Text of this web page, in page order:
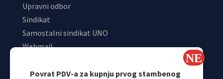
Povrat PDV-a za kupnju prvog stambenog
Upravni odbor
Sindikat
Samostalni sindikat UNO
Webmail